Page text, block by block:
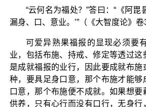
“云何名为福处？”答曰：“《阿毘
漏身、口、意业。’”（《大智度论》卷
可爱异熟果福报的显现必须要
业，包括布施、持戒、修定等透过这
是成就福报的业行，因此要成就布施
种，要具足身口意，那个布施才能够
口意，那个布施便不成就。如果想
供养，只有心行而没有口行，无身行